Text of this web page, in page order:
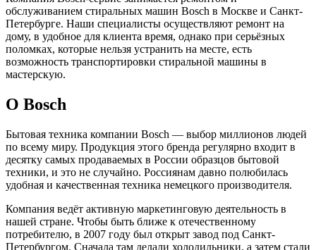
обслуживанием стиральных машин Bosch в Москве и Санкт-
Петербурге. Наши специалисты осуществляют ремонт на
дому, в удобное для клиента время, однако при серьёзных
поломках, которые нельзя устранить на месте, есть
возможность транспортировки стиральной машины в
мастерскую.
О Bosch
Бытовая техника компании Bosch — выбор миллионов людей
по всему миру. Продукция этого бренда регулярно входит в
десятку самых продаваемых в России образцов бытовой
техники, и это не случайно. Россиянам давно полюбилась
удобная и качественная техника немецкого производителя.
Компания ведёт активную маркетинговую деятельность в
нашей стране. Чтобы быть ближе к отечественному
потребителю, в 2007 году был открыт завод под Санкт-
Петербургом. Сначала там делали холодильники, а затем стали